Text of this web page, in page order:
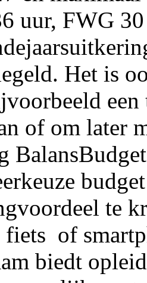
uur, FWG
Het is
of om later
te
fiets of
biedt